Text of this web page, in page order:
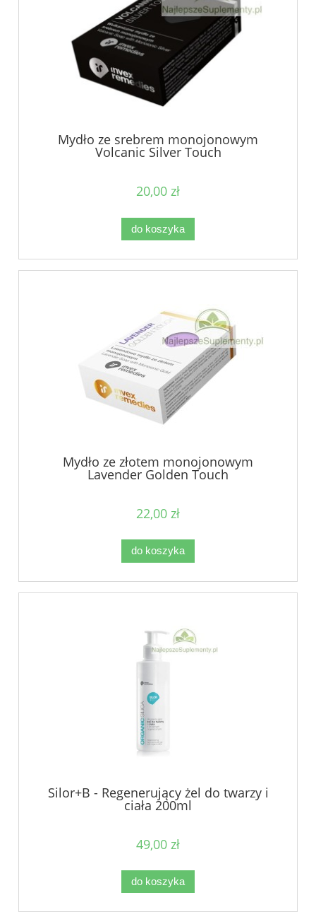
Mydło ze srebrem monojonowym
Volcanic Silver Touch
20,00 zł
do koszyka
Mydło ze złotem monojonowym
Lavender Golden Touch
22,00 zł
do koszyka
Silor+B - Regenerujący żel do twarzy i
ciała 200ml
49,00 zł
do koszyka